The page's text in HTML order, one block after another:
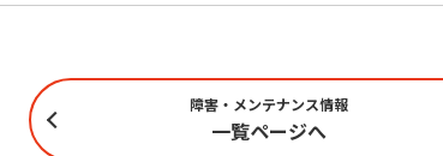
障害・メンテナンス情報
一覧ページへ